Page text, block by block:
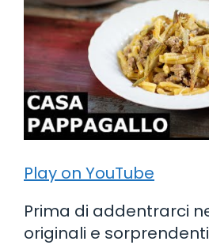
Play on YouTube
Prima di addentrarci
originali e